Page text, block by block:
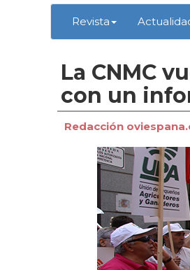
Revista
La CNMC
con un
Redacción